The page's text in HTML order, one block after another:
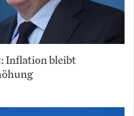
Inflation bleibt